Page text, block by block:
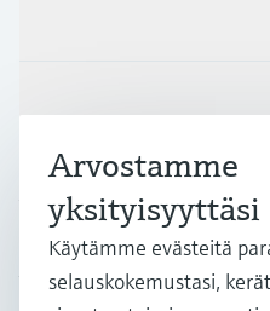
Asiakastuki
Yritys
Arvostamme
yksityisyyttäsi
Käytämme evästeitä
selauskokemustasi,